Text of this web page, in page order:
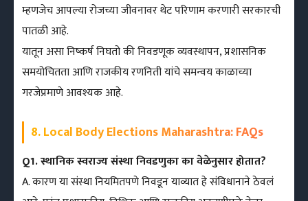
म्हणजेच आपल्या रोजच्या जीवनावर थेट परिणाम करणारी सरकारची
पातळी आहे.
यातून असा निष्कर्ष निघतो की निवडणूक व्यवस्थापन, प्रशासनिक
समयोचितता आणि राजकीय रणनिती यांचे समन्वय काळाच्या
गरजेप्रमाणे आवश्यक आहे.
8. Local Body Elections Maharashtra: FAQs
Q1. स्थानिक स्वराज्य संस्था निवडणुका का वेळेनुसार होतात?
A. कारण या संस्था नियमितपणे निवडून याव्यात हे संविधानाने ठेवलं